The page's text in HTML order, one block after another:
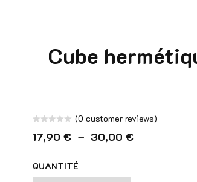
Cube
Note
sur
(0 customer reviews)
17,90€ – 30,00€Plage de
QUANTITÉ